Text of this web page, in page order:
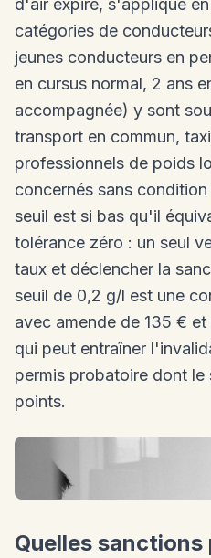
catégories de
jeunes conducteurs en
en cursus normal, 2 ans
accompagnée) y sont
transport en commun,
professionnels de poids
concernés sans
seuil est si bas qu'il
tolérance zéro : un seul
taux et déclencher la
seuil de 0,2 g/l est une
avec amende de 135 €
qui peut entraîner
permis probatoire dont le
points.
Quelles sanctions